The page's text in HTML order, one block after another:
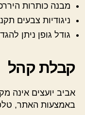
מבנה כותרות
ניגודיות צבעים
גודל גופן ניתן
קבלת קהל
אביב יועצים אינה
באמצעות האתר,